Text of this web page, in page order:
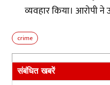
व्यवहार किया। आरोपी
crime
संबंधित खबरें